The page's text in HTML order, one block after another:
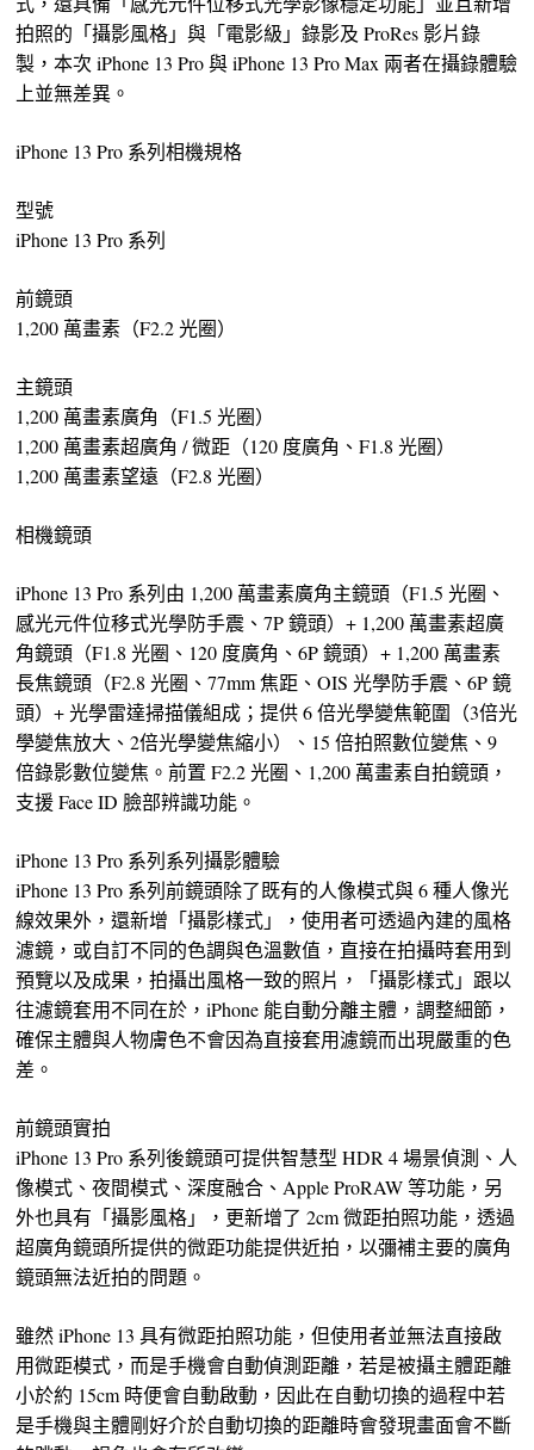
拍照的「攝影風格」與「電影級」錄影及 ProRes 影片錄
製，本次 iPhone 13 Pro 與 iPhone 13 Pro Max 兩者在攝錄體驗
上並無差異。
iPhone 13 Pro 系列相機規格
型號
iPhone 13 Pro 系列
前鏡頭
1,200 萬畫素（F2.2 光圈）
主鏡頭
1,200 萬畫素廣角（F1.5 光圈）
1,200 萬畫素超廣角 / 微距（120 度廣角、F1.8 光圈）
1,200 萬畫素望遠（F2.8 光圈）
相機鏡頭
iPhone 13 Pro 系列由 1,200 萬畫素廣角主鏡頭（F1.5 光圈、
感光元件位移式光學防手震、7P 鏡頭）+ 1,200 萬畫素超廣
角鏡頭（F1.8 光圈、120 度廣角、6P 鏡頭）+ 1,200 萬畫素
長焦鏡頭（F2.8 光圈、77mm 焦距、OIS 光學防手震、6P 鏡
頭）+ 光學雷達掃描儀組成；提供 6 倍光學變焦範圍（3倍光
學變焦放大、2倍光學變焦縮小）、15 倍拍照數位變焦、9
倍錄影數位變焦。前置 F2.2 光圈、1,200 萬畫素自拍鏡頭，
支援 Face ID 臉部辨識功能。
iPhone 13 Pro 系列系列攝影體驗
iPhone 13 Pro 系列前鏡頭除了既有的人像模式與 6 種人像光
線效果外，還新增「攝影樣式」，使用者可透過內建的風格
濾鏡，或自訂不同的色調與色溫數值，直接在拍攝時套用到
預覽以及成果，拍攝出風格一致的照片，「攝影樣式」跟以
往濾鏡套用不同在於，iPhone 能自動分離主體，調整細節，
確保主體與人物膚色不會因為直接套用濾鏡而出現嚴重的色
差。
前鏡頭實拍
iPhone 13 Pro 系列後鏡頭可提供智慧型 HDR 4 場景偵測、人
像模式、夜間模式、深度融合、Apple ProRAW 等功能，另
外也具有「攝影風格」，更新增了 2cm 微距拍照功能，透過
超廣角鏡頭所提供的微距功能提供近拍，以彌補主要的廣角
鏡頭無法近拍的問題。
雖然 iPhone 13 具有微距拍照功能，但使用者並無法直接啟
用微距模式，而是手機會自動偵測距離，若是被攝主體距離
小於約 15cm 時便會自動啟動，因此在自動切換的過程中若
是手機與主體剛好介於自動切換的距離時會發現畫面會不斷